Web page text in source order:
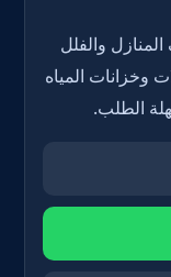
والفلل
وخزانات المياه
الطلب.